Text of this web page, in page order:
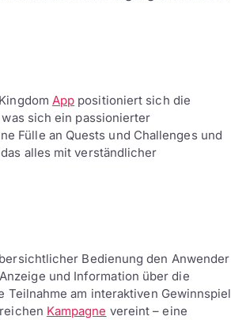
App positioniert sich die
sich ein passionierter
Fülle an Quests und Challenges und
alles mit verständlicher
Bedienung den Anwender
und Information über die
Teilnahme am interaktiven Gewinnspiel
Kampagne vereint – eine